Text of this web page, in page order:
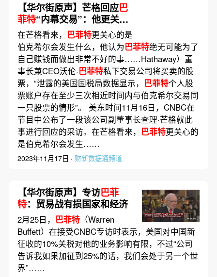
【华尔街原声】芒格回应巴
菲特“内幕交易”：他更关心
公司经营
在芒格看来， 巴菲特更关心的是
伯克希尔会发生什么，他认为巴菲特绝无可能为了
自己赚钱而做出非常不好的事……Hathaway）董
事长兼CEO沃伦·巴菲特私下交易公司将买卖的股
票，“泄露的美国国税局数据显示， 巴菲特个人股
票账户存在至少三次相近时间内与伯克希尔交易同
一只股票的情形”。 美东时间11月16日，CNBC在
节目中公布了一段该公司副董事长查理·芒格就此
事进行回应的采访。在芒格看来， 巴菲特更关心的
是伯克希尔会发生……
2023年11月17日 · 财新数据通频道
【华尔街原声】专访巴菲
特：贸易战有损国家和经济
2月25日， 巴菲特（Warren
Buffett）在接受CNBC专访时表示，美国对中国新
征收的10%关税对他的业务影响有限，不过“公司
告诉我如果加征到25%的话，我们会处于另一个世
界”……